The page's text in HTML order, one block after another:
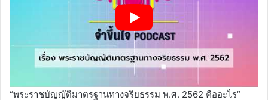
“พระราชบัญญัติมาตรฐานทางจริยธรรม พ.ศ. 2562 คืออะไร”